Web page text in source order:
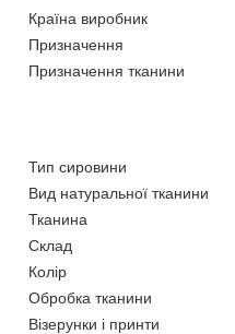
Країна виробник
Призначення
Призначення тканини
Тип сировини
Вид натуральної тканини
Тканина
Склад
Колір
Обробка тканини
Візерунки і принти